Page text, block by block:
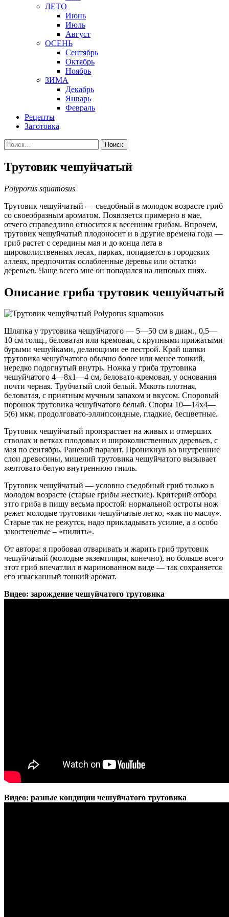
ЛЕТО
Июнь
Июль
Август
ОСЕНЬ
Сентябрь
Октябрь
Ноябрь
ЗИМА
Декабрь
Январь
Февраль
Рецепты
Заготовка
Найти:
Трутовик чешуйчатый
Polyporus squamosus
Трутовик чешуйчатый — съедобный в молодом возрасте гриб
со своеобразным ароматом. Появляется примерно в мае,
отчего справедливо относится к весенним грибам. Впрочем,
трутовик чешуйчатый плодоносит и в другие времена года —
гриб растет с середины мая и до конца лета в
широколиственных лесах, парках, попадается в городских
аллеях, предпочитая ослабленные деревья или остатки
деревьев. Чаще всего мне он попадался на липовых пнях.
Описание гриба трутовик чешуйчатый
Шляпка у трутовика чешуйчатого — 5—50 см в диам., 0,5—
10 см толщ., беловатая или кремовая, с крупными прижатыми
бурыми чешуйками, делающими ее пестрой. Край шапки
трутовика чешуйчатого обычно более или менее тонкий,
нередко подогнутый внутрь. Ножка у гриба трутовика
чешуйчатого 4—8х1—4 см, беловато-кремовая, у основания
почти черная. Трубчатый слой белый. Мякоть плотная,
беловатая, с приятным мучным запахом и вкусом. Споровый
порошок трутовика чешуйчатого белый. Споры 10—14х4—
5(6) мкм, продолговато-эллипсоидные, гладкие, бесцветные.
Трутовик чешуйчатый произрастает на живых и отмерших
стволах и ветках плодовых и широколиственных деревьев, с
мая по сентябрь. Раневой паразит. Проникнув во внутренние
слои древесины, мицелий трутовика чешуйчатого вызывает
желтовато-белую внутреннюю гниль.
Трутовик чешуйчатый — условно съедобный гриб только в
молодом возрасте (старые грибы жесткие). Критерий отбора
этго гриба в пищу весьма простой: нормальной остроты нож
режет молодые трутовики чешуйчатые легко, «как по маслу».
Старые так не режутся, надо прикладывать усилие, а а особо
закостенелые – «пилить».
От автора: я пробовал отваривать и жарить гриб трутовик
чешуйчатый (молодые экземпляры, конечно), но больше всего
этот гриб впечатлил в маринованном виде — так сохраняется
его изысканный тонкий аромат.
Видео: зарождение чешуйчатого трутовика
Видео: разные кондиции чешуйчатого трутовика